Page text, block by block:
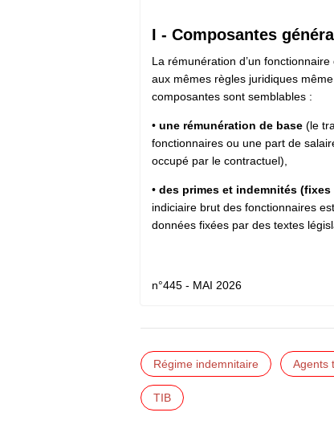
I - Composantes
La rémunération d’un
aux mêmes règles juridiques
composantes sont semblables :
• une rémunération de base (le
fonctionnaires ou une part de
occupé par le contractuel),
• des primes et indemnités (fixes
indiciaire brut des fonctionnaires
données fixées par des textes
n°445 - MAI 2026
Régime indemnitaire Agents
TIB